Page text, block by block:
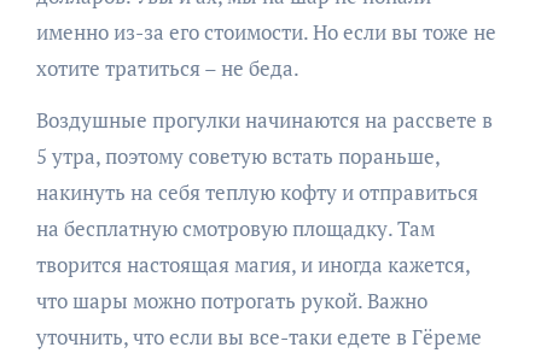
именно из-за его стоимости. Но если вы тоже не
хотите тратиться – не беда.
Воздушные прогулки начинаются на рассвете в
5 утра, поэтому советую встать пораньше,
накинуть на себя теплую кофту и отправиться
на бесплатную смотровую площадку. Там
творится настоящая магия, и иногда кажется,
что шары можно потрогать рукой. Важно
уточнить, что если вы все-таки едете в Гёреме